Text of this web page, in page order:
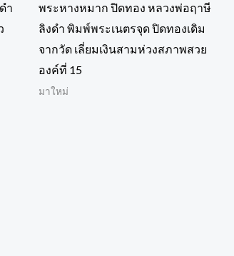
ำ
พระหางหมาก ปิดทอง หลวงพ่อฤาษี
ลิงดำ พิมพ์พระเนตรจุด ปิดทองเดิม
จากวัด เลี่ยมเงินสามห่วงสภาพสวย
องค์ที่ 15
มาใหม่